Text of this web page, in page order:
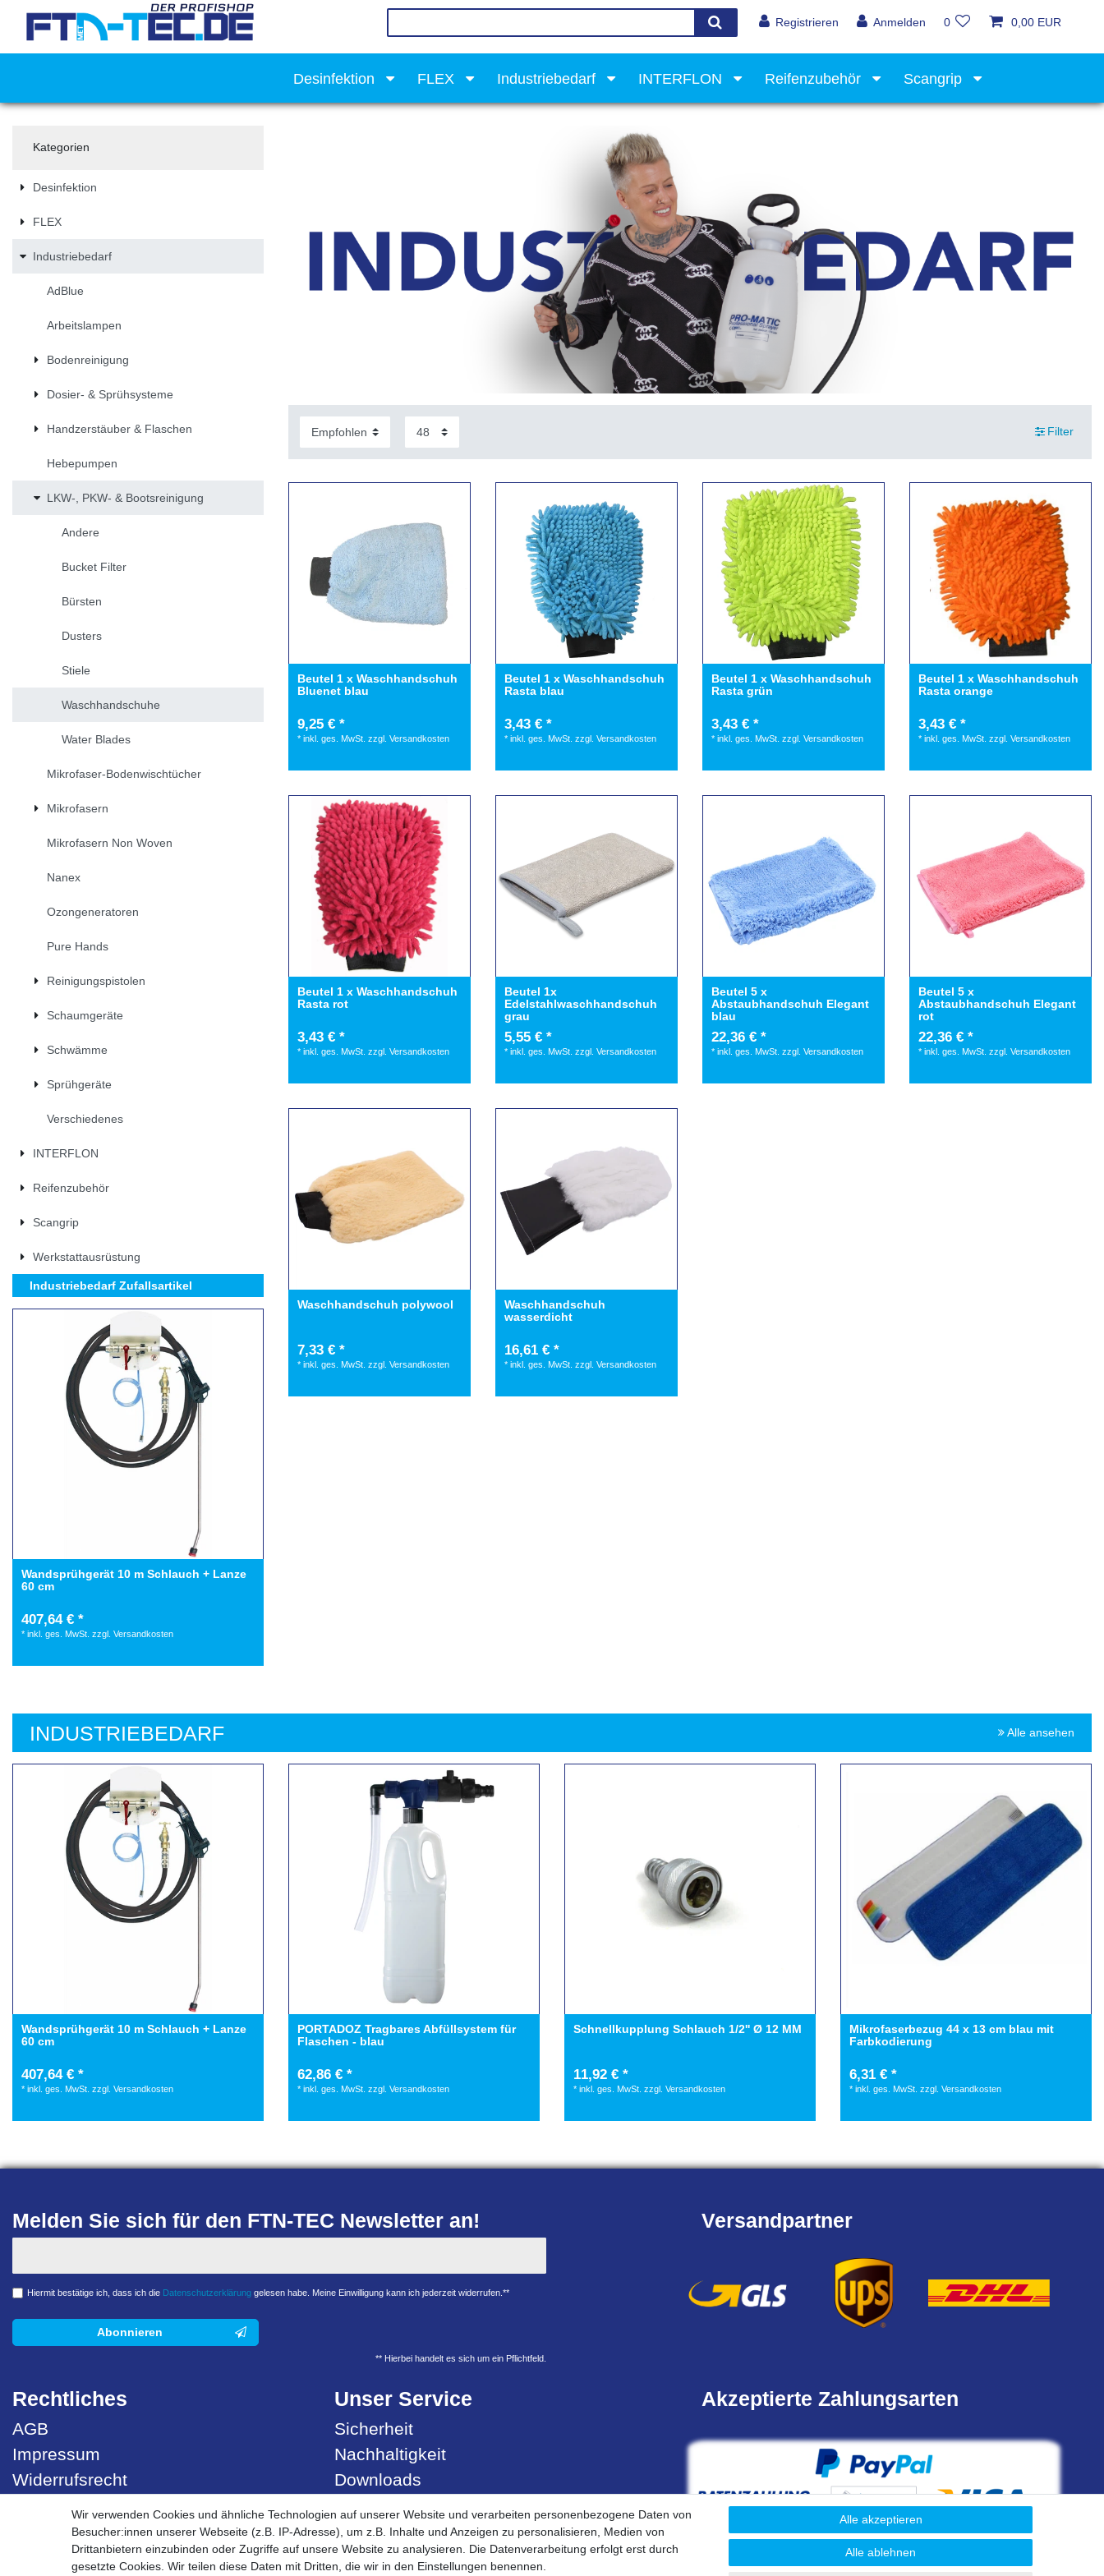
Registrieren Anmelden 0 0,00 EUR
Desinfektion FLEX Industriebedarf INTERFLON Reifenzubehör Scangrip
Kategorien
Desinfektion
FLEX
Industriebedarf
AdBlue
Arbeitslampen
Bodenreinigung
Dosier- & Sprühsysteme
Handzerstäuber & Flaschen
Hebepumpen
LKW-, PKW- & Bootsreinigung
Andere
Bucket Filter
Bürsten
Dusters
Stiele
Waschhandschuhe
Water Blades
Mikrofaser-Bodenwischtücher
Mikrofasern
Mikrofasern Non Woven
Nanex
Ozongeneratoren
Pure Hands
Reinigungspistolen
Schaumgeräte
Schwämme
Sprühgeräte
Verschiedenes
INTERFLON
Reifenzubehör
Scangrip
Werkstattausrüstung
Industriebedarf Zufallsartikel
Wandsprühgerät 10 m Schlauch + Lanze
60 cm
407,64 € *
*inkl. ges. MwSt. zzgl.Versandkosten
Filter
Beutel 1 x Waschhandschuh
Bluenet blau
9,25 € *
*inkl. ges. MwSt. zzgl.Versandkosten
Beutel 1 x Waschhandschuh
Rasta blau
3,43 € *
*inkl. ges. MwSt. zzgl.Versandkosten
Beutel 1 x Waschhandschuh
Rasta grün
3,43 € *
*inkl. ges. MwSt. zzgl.Versandkosten
Beutel 1 x Waschhandschuh
Rasta orange
3,43 € *
*inkl. ges. MwSt. zzgl.Versandkosten
Beutel 1 x Waschhandschuh
Rasta rot
3,43 € *
*inkl. ges. MwSt. zzgl.Versandkosten
Beutel 1x
Edelstahlwaschhandschuh
grau
5,55 € *
*inkl. ges. MwSt. zzgl.Versandkosten
Beutel 5 x
Abstaubhandschuh Elegant
blau
22,36 € *
*inkl. ges. MwSt. zzgl.Versandkosten
Beutel 5 x
Abstaubhandschuh Elegant
rot
22,36 € *
*inkl. ges. MwSt. zzgl.Versandkosten
Waschhandschuh polywool
7,33 € *
*inkl. ges. MwSt. zzgl.Versandkosten
Waschhandschuh
wasserdicht
16,61 € *
*inkl. ges. MwSt. zzgl.Versandkosten
INDUSTRIEBEDARF Alle ansehen
Wandsprühgerät 10 m Schlauch + Lanze
60 cm
407,64 € *
*inkl. ges. MwSt. zzgl.Versandkosten
PORTADOZ Tragbares Abfüllsystem für
Flaschen - blau
62,86 € *
*inkl. ges. MwSt. zzgl.Versandkosten
Schnellkupplung Schlauch 1/2'' Ø 12 MM
11,92 € *
*inkl. ges. MwSt. zzgl.Versandkosten
Mikrofaserbezug 44 x 13 cm blau mit
Farbkodierung
6,31 € *
*inkl. ges. MwSt. zzgl.Versandkosten
Melden Sie sich für den FTN-TEC Newsletter an!
Hiermit bestätige ich, dass ich die Daten­schutz­erklärunggelesen habe. Meine Einwilligung kann ich jederzeit widerrufen.**
Abonnieren
** Hierbei handelt es sich um ein Pflichtfeld.
Versandpartner
Rechtliches
AGB
Impressum
Widerrufsrecht
Vertrag widerrufen
Unser Service
Sicherheit
Nachhaltigkeit
Downloads
Akzeptierte Zahlungsarten
Wir verwenden Cookies und ähnliche Technologien auf unserer Website und verarbeiten personenbezogene Daten von
Besucher:innen unserer Webseite (z.B. IP-Adresse), um z.B. Inhalte und Anzeigen zu personalisieren, Medien von
Drittanbietern einzubinden oder Zugriffe auf unsere Website zu analysieren. Die Datenverarbeitung erfolgt erst durch
gesetzte Cookies. Wir teilen diese Daten mit Dritten, die wir in den Einstellungen benennen.
Alle akzeptieren
Alle ablehnen